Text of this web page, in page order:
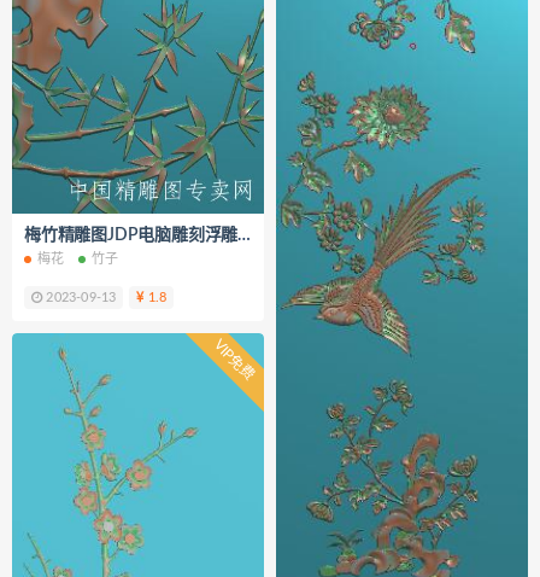
梅竹精雕图JDP电脑雕刻浮雕图K224
梅花 竹子
2023-09-13 1.8
VIP免费